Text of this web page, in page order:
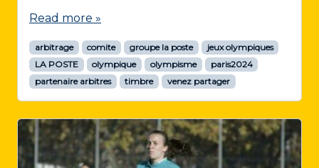
Read more »
arbitrage comite groupe la poste
jeux olympiques
LA POSTE
olympique olympisme
paris2024
partenaire arbitres
timbre venez partager